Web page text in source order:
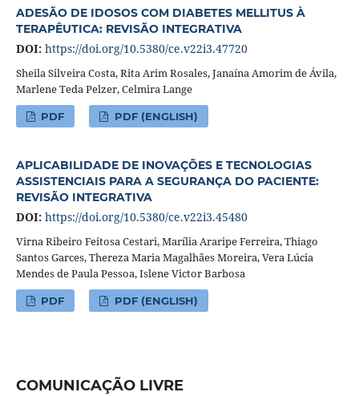
ADESÃO DE IDOSOS COM DIABETES MELLITUS À
TERAPÊUTICA: REVISÃO INTEGRATIVA
DOI: https://doi.org/10.5380/ce.v22i3.47720
Sheila Silveira Costa, Rita Arim Rosales, Janaína Amorim de Ávila,
Marlene Teda Pelzer, Celmira Lange
PDF PDF (ENGLISH)
APLICABILIDADE DE INOVAÇÕES E TECNOLOGIAS
ASSISTENCIAIS PARA A SEGURANÇA DO PACIENTE:
REVISÃO INTEGRATIVA
DOI: https://doi.org/10.5380/ce.v22i3.45480
Virna Ribeiro Feitosa Cestari, Marília Araripe Ferreira, Thiago
Santos Garces, Thereza Maria Magalhães Moreira, Vera Lúcia
Mendes de Paula Pessoa, Islene Victor Barbosa
PDF PDF (ENGLISH)
COMUNICAÇÃO LIVRE